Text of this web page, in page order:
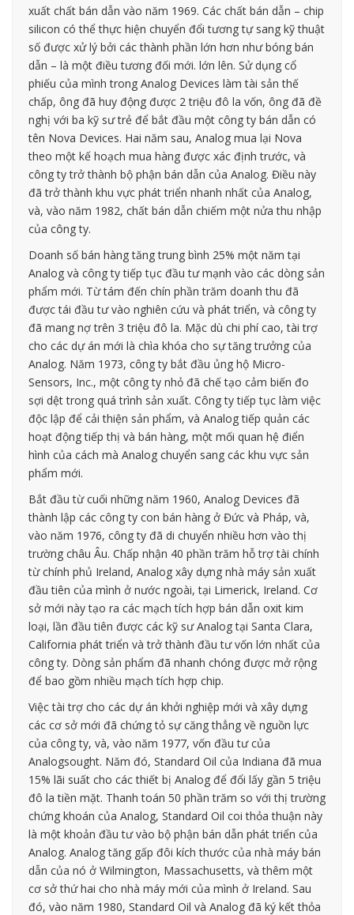
xuất chất bán dẫn vào năm 1969. Các chất bán dẫn – chip
silicon có thể thực hiện chuyển đổi tương tự sang kỹ thuật
số được xử lý bởi các thành phần lớn hơn như bóng bán
dẫn – là một điều tương đối mới. lớn lên. Sử dụng cổ
phiếu của mình trong Analog Devices làm tài sản thế
chấp, ông đã huy động được 2 triệu đô la vốn, ông đã đề
nghị với ba kỹ sư trẻ để bắt đầu một công ty bán dẫn có
tên Nova Devices. Hai năm sau, Analog mua lại Nova
theo một kế hoạch mua hàng được xác định trước, và
công ty trở thành bộ phận bán dẫn của Analog. Điều này
đã trở thành khu vực phát triển nhanh nhất của Analog,
và, vào năm 1982, chất bán dẫn chiếm một nửa thu nhập
của công ty.
Doanh số bán hàng tăng trung bình 25% một năm tại
Analog và công ty tiếp tục đầu tư mạnh vào các dòng sản
phẩm mới. Từ tám đến chín phần trăm doanh thu đã
được tái đầu tư vào nghiên cứu và phát triển, và công ty
đã mang nợ trên 3 triệu đô la. Mặc dù chi phí cao, tài trợ
cho các dự án mới là chìa khóa cho sự tăng trưởng của
Analog. Năm 1973, công ty bắt đầu ủng hộ Micro-
Sensors, Inc., một công ty nhỏ đã chế tạo cảm biến đo
sợi dệt trong quá trình sản xuất. Công ty tiếp tục làm việc
độc lập để cải thiện sản phẩm, và Analog tiếp quản các
hoạt động tiếp thị và bán hàng, một mối quan hệ điển
hình của cách mà Analog chuyển sang các khu vực sản
phẩm mới.
Bắt đầu từ cuối những năm 1960, Analog Devices đã
thành lập các công ty con bán hàng ở Đức và Pháp, và,
vào năm 1976, công ty đã di chuyển nhiều hơn vào thị
trường châu Âu. Chấp nhận 40 phần trăm hỗ trợ tài chính
từ chính phủ Ireland, Analog xây dựng nhà máy sản xuất
đầu tiên của mình ở nước ngoài, tại Limerick, Ireland. Cơ
sở mới này tạo ra các mạch tích hợp bán dẫn oxit kim
loại, lần đầu tiên được các kỹ sư Analog tại Santa Clara,
California phát triển và trở thành đầu tư vốn lớn nhất của
công ty. Dòng sản phẩm đã nhanh chóng được mở rộng
để bao gồm nhiều mạch tích hợp chip.
Việc tài trợ cho các dự án khởi nghiệp mới và xây dựng
các cơ sở mới đã chứng tỏ sự căng thẳng về nguồn lực
của công ty, và, vào năm 1977, vốn đầu tư của
Analogsought. Năm đó, Standard Oil của Indiana đã mua
15% lãi suất cho các thiết bị Analog để đổi lấy gần 5 triệu
đô la tiền mặt. Thanh toán 50 phần trăm so với thị trường
chứng khoán của Analog, Standard Oil coi thỏa thuận này
là một khoản đầu tư vào bộ phận bán dẫn phát triển của
Analog. Analog tăng gấp đôi kích thước của nhà máy bán
dẫn của nó ở Wilmington, Massachusetts, và thêm một
cơ sở thứ hai cho nhà máy mới của mình ở Ireland. Sau
đó, vào năm 1980, Standard Oil và Analog đã ký kết thỏa